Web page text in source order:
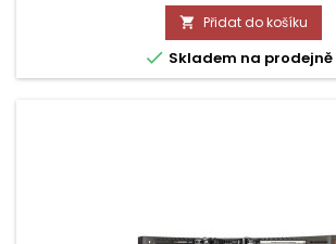
 Přidat do košíku
 Skladem na prodejně